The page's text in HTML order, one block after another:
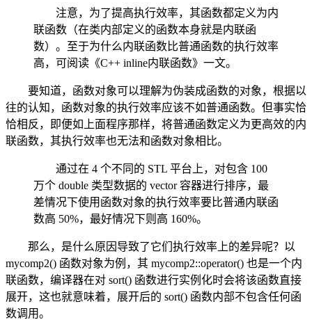
注意，为了提高执行效率，其函数都定义为内
联函数（在类内部定义的函数本身就是内联函
数）。至于为什么内联函数比普通函数的执行效率
高，可阅读《C++ inline内联函数》一文。
要知道，函数对象可以理解为伪装成函数的对象，根据以
往的认知，函数对象的执行效率应该不如普通函数。但事实恰
恰相反，即便如上面程序那样，将普通函数定义为更高效的内
联函数，其执行效率也无法和函数对象相比。
通过在 4 个不同的 STL 平台上，对包含 100
万个 double 类型数据的 vector 容器进行排序，最
差情况下使用函数对象的执行效率要比普通内联函
数高 50%，最好情况下则高 160%。
那么，是什么原因导致了它们执行效率上的差异呢？以
mycomp2() 函数对象为例，其 mycomp2::operator() 也是一个内
联函数，编译器在对 sort() 函数进行实例化时会将该函数直接
展开，这也就意味着，展开后的 sort() 函数内部不包含任何函
数调用。